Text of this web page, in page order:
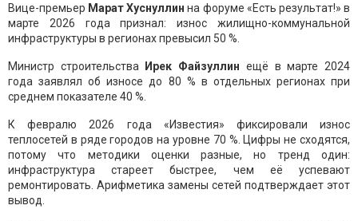
Вице-премьер Марат Хуснуллин на форуме «Есть результат!» в
марте 2026 года признал: износ жилищно-коммунальной
инфраструктуры в регионах превысил 50 %.
Министр строительства Ирек Файзуллин ещё в марте 2024
года заявлял об износе до 80 % в отдельных регионах при
среднем показателе 40 %.
К февралю 2026 года «Известия» фиксировали износ
теплосетей в ряде городов на уровне 70 %. Цифры не сходятся,
потому что методики оценки разные, но тренд один:
инфраструктура стареет быстрее, чем её успевают
ремонтировать. Арифметика замены сетей подтверждает этот
вывод.